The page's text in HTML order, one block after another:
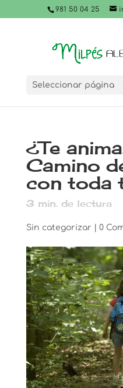
981 50 04 25
Seleccionar página
¿Te
Camino
con toda
3 min. de lectura
Sin categorizar 0